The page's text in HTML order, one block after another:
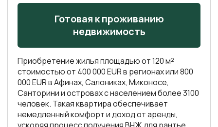
Готовая к проживанию
недвижимость
Приобретение жилья площадью от 120 м²
стоимостью от 400 000 EUR в регионах или 800
000 EUR в Афинах, Салониках, Миконосе,
Санторини и островах с населением более 3100
человек. Такая квартира обеспечивает
немедленный комфорт и доход от аренды,
ускоряя процесс получения ВНЖ для рантье.